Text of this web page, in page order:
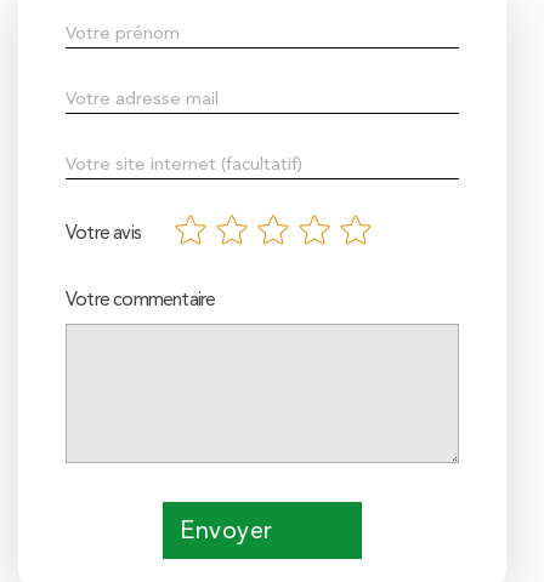
Votre avis
Votre commentaire
Envoyer